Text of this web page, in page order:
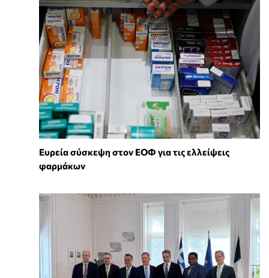
Ευρεία σύσκεψη στον ΕΟΦ για τις ελλείψεις
φαρμάκων